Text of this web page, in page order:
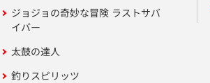
ジョジョの奇妙な冒険 ラストサバ
イバー
太鼓の達人
釣りスピリッツ